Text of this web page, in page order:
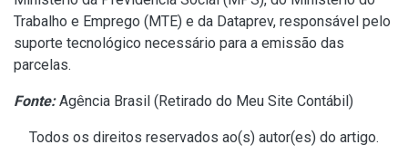
Trabalho e Emprego (MTE) e da Dataprev, responsável pelo
suporte tecnológico necessário para a emissão das
parcelas.
Fonte:Agência Brasil ( Retirado do Meu Site Contábil )
Todos os direitos reservados ao(s) autor(es) do artigo.